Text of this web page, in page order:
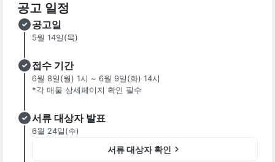
공고 일정
공고일
5월 14일(목)
접수 기간
6월 8일(월) 1시 ~ 6월 9일(화) 14시
*각 매물 상세페이지 확인 필수
서류 대상자 발표
6월 24일(수)
서류 대상자 확인